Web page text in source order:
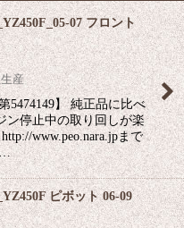
07 フロント
産
5474149】 純正品に比べ
ン停止中の取り回しが楽
www.peo.nara.jpまで
…
ピボット 06-09